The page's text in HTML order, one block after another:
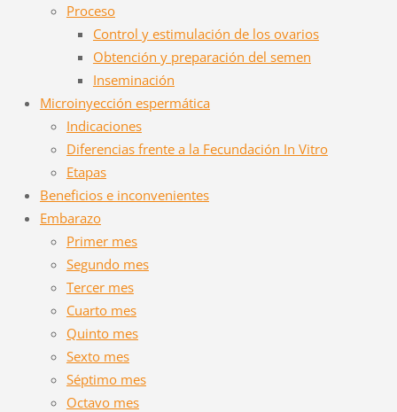
Proceso
Control y estimulación de los ovarios
Obtención y preparación del semen
Inseminación
Microinyección espermática
Indicaciones
Diferencias frente a la Fecundación In Vitro
Etapas
Beneficios e inconvenientes
Embarazo
Primer mes
Segundo mes
Tercer mes
Cuarto mes
Quinto mes
Sexto mes
Séptimo mes
Octavo mes